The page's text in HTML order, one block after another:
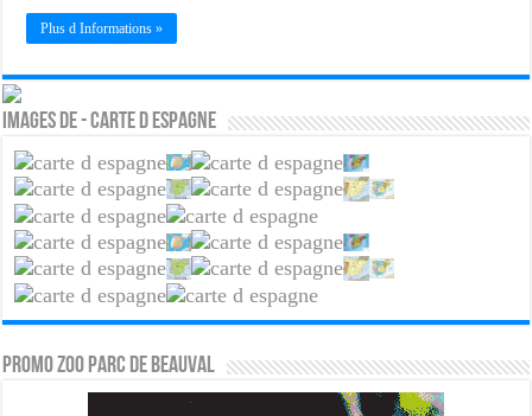
Plus d Informations »
Images de - Carte d Espagne
PROMO ZOO PARC DE BEAUVAL